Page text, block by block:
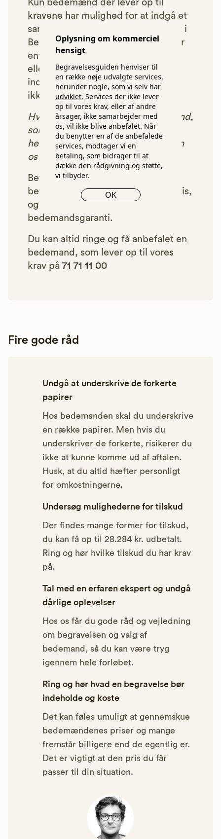
Oplysning om kommerciel
hensigt
Begravelsesguiden henviser til
en række nøje udvalgte services,
herunder nogle, som vi selv har
udviklet. Services der ikke lever
op til vores krav, eller af andre
årsager, ikke samarbejder med
os, vil ikke blive anbefalet. Når
du benytter en af de anbefalede
services, modtager vi en
betaling, som bidrager til at
dække den rådgivning og støtte,
vi tilbyder.
OK
Kun bedemænd der lever op til
kravene har mulighed for at indgå et
samarbejde med os om at blive vist i
Begravelsesguiden. Bedemænd der
enten ikke lever op til vores krav,
eller som af andre årsager ikke har
indgået et samarbejde med os, vil
ikke blive vist i vores anbefalinger.
Hver gang du benytter en bedemand,
som vi har godkendt, anbefalet og
henvist dig til, betaler bedemanden
os et beløb for denne henvisning.
Betalingen for vores henvisninger
betyder, at vores rådgivning er gratis,
og at vi samtidig kan tilbyde vores
bedemandsgaranti.
Du kan altid ringe og få anbefalet en
bedemand, som lever op til vores
krav på 71 71 11 00
Fire gode råd
Undgå at underskrive de forkerte
papirer
Hos bedemanden skal du underskrive
en række papirer. Men hvis du
underskriver de forkerte, risikerer du
ikke at kunne komme ud af aftalen.
Husk, at du altid hæfter personligt
for omkostningerne.
Undersøg mulighederne for tilskud
Der findes mange former for tilskud,
du kan få op til 28.284 kr. udbetalt.
Ring og hør hvilke tilskud du har krav
på.
Tal med en erfaren ekspert og undgå
dårlige oplevelser
Hos os får du gode råd og vejledning
om begravelsen og valg af
bedemand, så du kan være tryg
igennem hele forløbet.
Ring og hør hvad en begravelse bør
indeholde og koste
Det kan føles umuligt at gennemskue
bedemændenes priser og mange
fremstår billigere end de egentlig er.
Det er vigtigt at den pris du får
passer til din situation.